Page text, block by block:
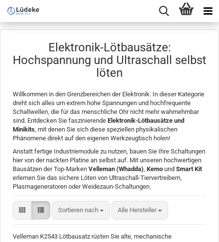
Elektronik-Lötbausätze:
Hochspannung und Ultraschall selbst
löten
Willkommen in den Grenzbereichen der Elektronik: In dieser Kategorie
dreht sich alles um extrem hohe Spannungen und hochfrequente
Schallwellen, die für das menschliche Ohr nicht mehr wahrnehmbar
sind. Entdecken Sie faszinierende Elektronik-Lötbausätze und
Minikits, mit denen Sie sich diese speziellen physikalischen
Phänomene direkt auf den eigenen Werkzeugtisch holen!
Anstatt fertige Industriemodule zu nutzen, bauen Sie Ihre Schaltungen
hier von der nackten Platine an selbst auf. Mit unseren hochwertigen
Bausätzen der Top-Marken Velleman (Whadda), Kemo und Smart Kit
erlernen Sie das sichere Löten von Ultraschall-Tiervertreibern,
Plasmageneratoren oder Weidezaun-Schaltungen.
Sortieren nach
Sortieren nach Alle Hersteller
Velleman K2543 Lötbausatz rüsten Sie alte, mechanische